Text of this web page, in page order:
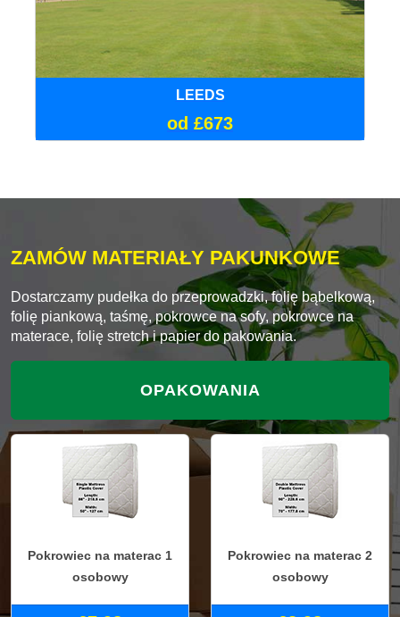
LEEDS
od £673
ZAMÓW MATERIAŁY PAKUNKOWE
Dostarczamy pudełka do przeprowadzki, folię bąbelkową,
folię piankową, taśmę, pokrowce na sofy, pokrowce na
materace, folię stretch i papier do pakowania.
OPAKOWANIA
Pokrowiec na materac 1
osobowy
Pokrowiec na materac 2
osobowy